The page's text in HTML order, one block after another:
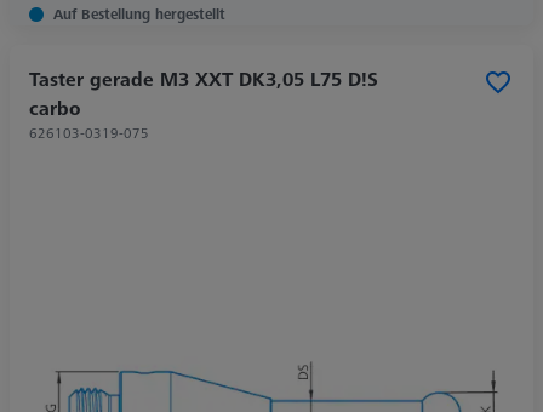
Auf Bestellung hergestellt
Taster gerade M3 XXT DK3,05 L75 D!S
carbo
626103-0319-075